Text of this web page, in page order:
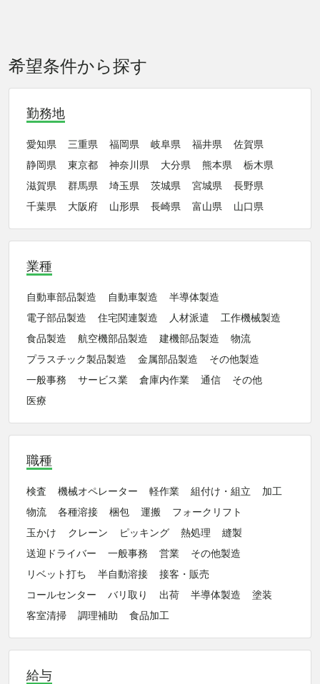
希望条件から探す
勤務地
愛知県 三重県 福岡県 岐阜県 福井県
佐賀県
静岡県
東京都 神奈川県 大分県 熊本県
栃木県
滋賀県
群馬県 埼玉県 茨城県 宮城県
長野県
千葉県
大阪府 山形県 長崎県 富山県 山口県
業種
自動車部品製造 自動車製造
半導体製造
電子部品製造
住宅関連製造 人材派遣
工作機械製造
食品製造
航空機部品製造 建機部品製造
物流
プラスチック製品製造
金属部品製造
その他製造
一般事務
サービス業 倉庫内作業 通信
その他
医療
職種
検査 機械オペレーター 軽作業 組付け・組立
加工
物流
各種溶接 梱包 運搬
フォークリフト
玉かけ
クレーン ピッキング 熱処理
縫製
送迎ドライバー
一般事務 営業
その他製造
リベット打ち
半自動溶接
接客・販売
コールセンター
バリ取り 出荷 半導体製造
塗装
客室清掃
調理補助 食品加工
給与